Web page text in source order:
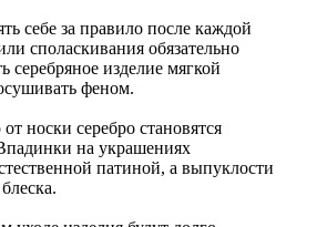
себе за правило после каждой
споласкивания обязательно
серебряное изделие мягкой
феном.
носки серебро становятся
на украшениях
патиной, а выпуклости